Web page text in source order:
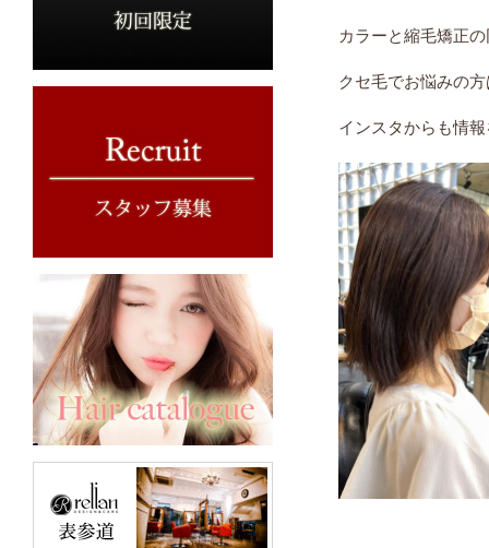
カラーと縮毛矯正
クセ毛でお悩みの
インスタからも情